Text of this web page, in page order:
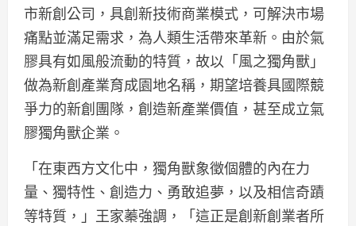
市新創公司，具創新技術商業模式，可解決市場
痛點並滿足需求，為人類生活帶來革新。由於氣
膠具有如風般流動的特質，故以「風之獨角獸」
做為新創產業育成園地名稱，期望培養具國際競
爭力的新創團隊，創造新產業價值，甚至成立氣
膠獨角獸企業。
「在東西方文化中，獨角獸象徵個體的內在力
量、獨特性、創造力、勇敢追夢，以及相信奇蹟
等特質，」王家蓁強調，「這正是創新創業者所